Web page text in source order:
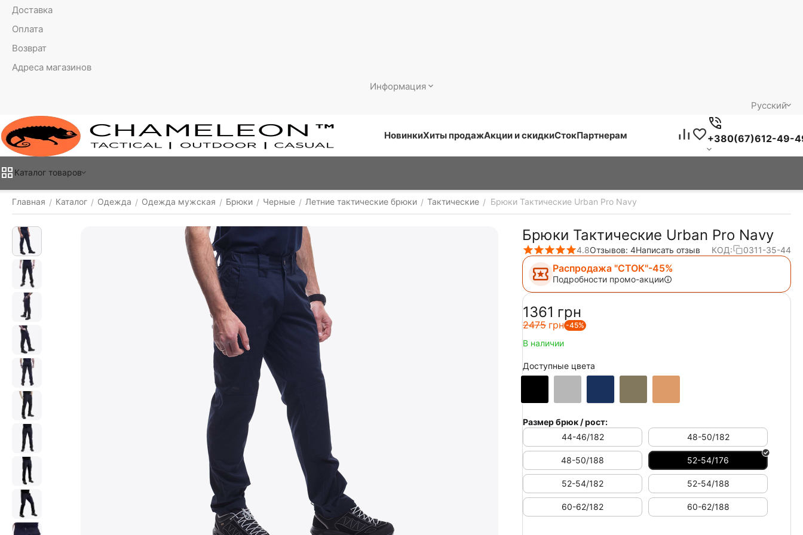
Доставка
Оплата
Возврат
Адреса магазинов
Информация
Русский
НовинкиХиты продажАкции и скидкиСтокПартнерам +380(67)612-49-
Каталог товаров
Главная / Каталог / Одежда / Одежда мужская / Брюки / Черные / Летние тактические брюки / Тактические / Брюки Тактические Urban Pro Navy
Брюки Тактические Urban Pro Navy
4.8Отзывов: 4Написать отзыв КОД: 0311-35-44
Распродажа "СТОК"-45%
Подробности промо-акции
‍1361‍ грн
‍2475‍ грн -45%
В наличии
Доступные цвета
Размер брюк / рост:
44-46/182
48-50/182
48-50/188 52-54/176
52-54/182 52-54/188
60-62/182 60-62/188